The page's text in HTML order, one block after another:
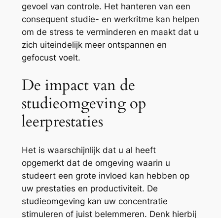
gevoel van controle. Het hanteren van een
consequent studie- en werkritme kan helpen
om de stress te verminderen en maakt dat u
zich uiteindelijk meer ontspannen en
gefocust voelt.
De impact van de
studieomgeving op
leerprestaties
Het is waarschijnlijk dat u al heeft
opgemerkt dat de omgeving waarin u
studeert een grote invloed kan hebben op
uw prestaties en productiviteit. De
studieomgeving kan uw concentratie
stimuleren of juist belemmeren. Denk hierbij